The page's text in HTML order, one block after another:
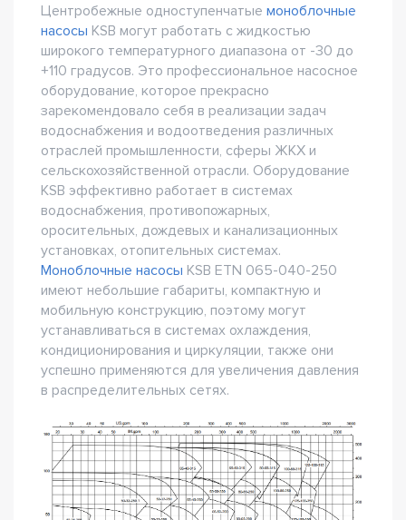
Центробежные одноступенчатые моноблочные
насосы KSB могут работать с жидкостью
широкого температурного диапазона от -30 до
+110 градусов. Это профессиональное насосное
оборудование, которое прекрасно
зарекомендовало себя в реализации задач
водоснабжения и водоотведения различных
отраслей промышленности, сферы ЖКХ и
сельскохозяйственной отрасли. Оборудование
KSB эффективно работает в системах
водоснабжения, противопожарных,
оросительных, дождевых и канализационных
установках, отопительных системах.
Моноблочные насосы KSB ETN 065-040-250
имеют небольшие габариты, компактную и
мобильную конструкцию, поэтому могут
устанавливаться в системах охлаждения,
кондиционирования и циркуляции, также они
успешно применяются для увеличения давления
в распределительных сетях.